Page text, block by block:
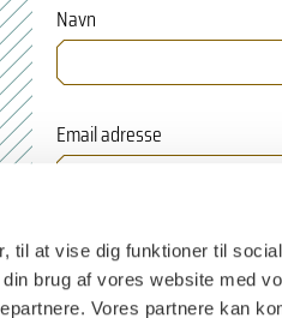
til at vise dig funktioner til
brug af vores website med
Vores partnere kan
Navn
Email adresse